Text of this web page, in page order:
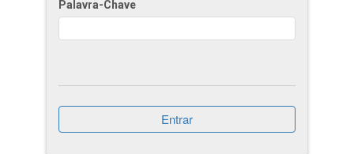
Palavra-Chave
Entrar